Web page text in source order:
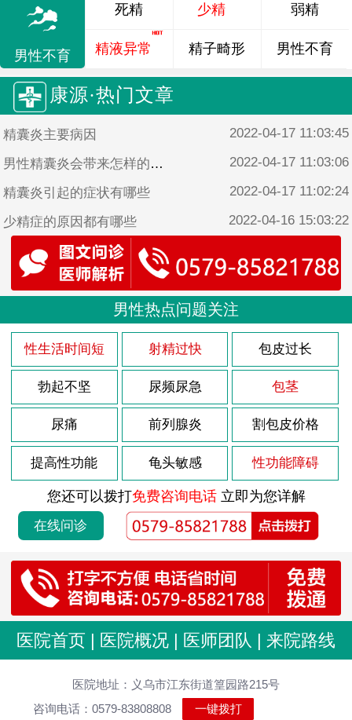
男性不育
死精 少精 弱精
精液异常 精子畸形 男性不育
康源·热门文章
精囊炎主要病因 2022-04-17 11:03:45
男性精囊炎会带来怎样的危害 2022-04-17 11:03:06
精囊炎引起的症状有哪些 2022-04-17 11:02:24
少精症的原因都有哪些 2022-04-16 15:03:22
男性患少精症的原因是什么
男性热点问题关注
性生活时间短 射精过快 包皮过长
勃起不坚 尿频尿急 包茎
尿痛 前列腺炎 割包皮价格
提高性功能 龟头敏感 性功能障碍
您还可以拨打免费咨询电话立即为您详解
在线问诊
医院首页 | 医院概况 | 医师团队 | 来院路线
医院地址：义乌市江东街道篁园路215号
咨询电话：0579-83808808
一键拨打